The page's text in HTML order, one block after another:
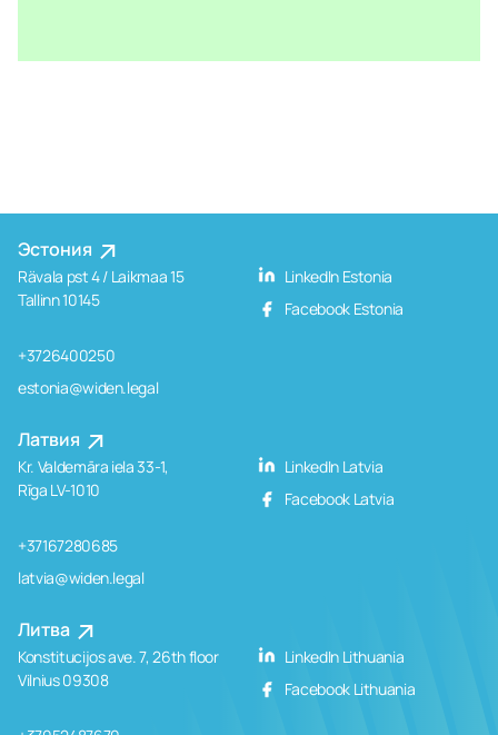
Эстония
Rävala pst 4 / Laikmaa 15
Tallinn 10145
+3726400250
estonia@widen.legal
LinkedIn Estonia
Facebook Estonia
Латвия
Kr. Valdemāra iela 33-1,
Rīga LV-1010
+37167280685
latvia@widen.legal
LinkedIn Latvia
Facebook Latvia
Литва
Konstitucijos ave. 7, 26th floor
Vilnius 09308
LinkedIn Lithuania
Facebook Lithuania